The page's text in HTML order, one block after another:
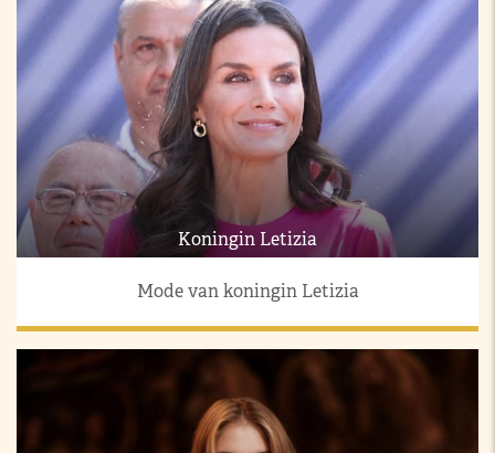
Koningin Letizia
Mode van koningin Letizia